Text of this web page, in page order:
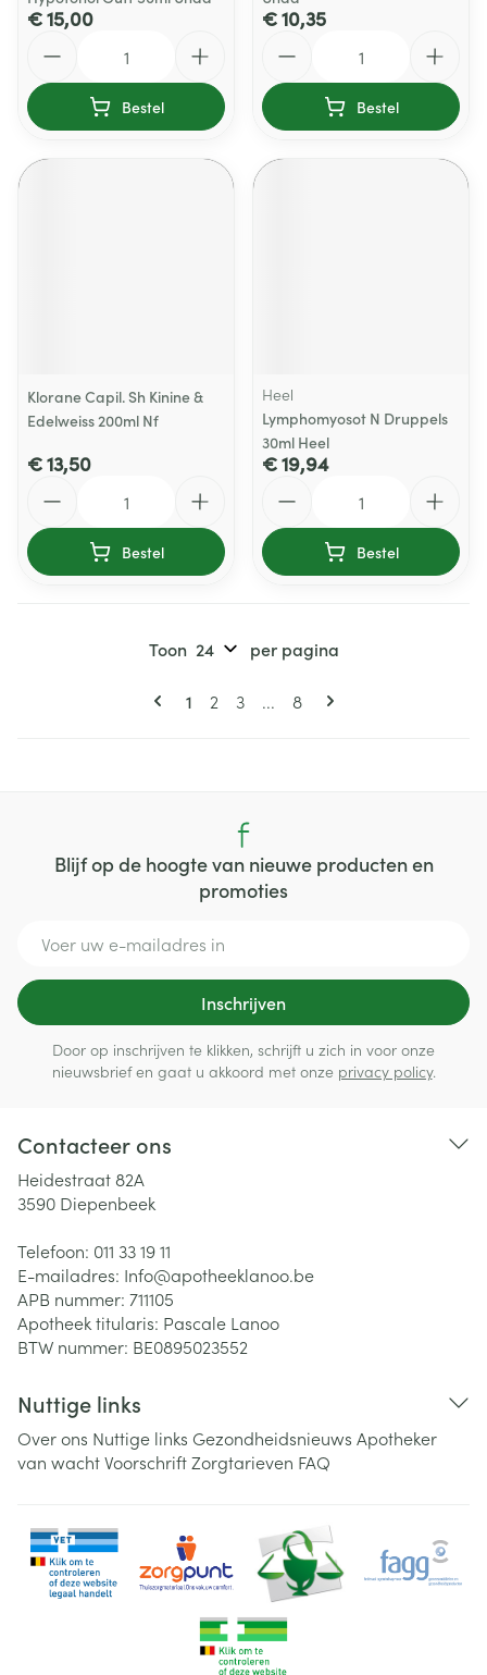
€ 15,00
Bestel
€ 10,35
Bestel
Klorane Capil. Sh Kinine &
Edelweiss 200ml Nf
€ 13,50
Bestel
Heel
Lymphomyosot N Druppels
30ml Heel
€ 19,94
Bestel
Pagina's
U lees momenteel pagina
1 Pagina
2 Pagina
3 ... Pagina
8
Toon per pagina
Blijf op de hoogte van nieuwe producten en
promoties
Inschrijven
Door op inschrijven te klikken, schrijft u zich in voor onze
nieuwsbrief en gaat u akkoord met onze privacy policy.
Contacteer ons
Heidestraat 82A
3590 Diepenbeek
Telefoon: 011 33 19 11
E-mailadres: Info@apotheeklanoo.be
APB nummer: 711105
Apotheek titularis: Pascale Lanoo
BTW nummer: BE0895023552
Nuttige links
Over ons Nuttige links Gezondheidsnieuws Apotheker
van wachtVoorschriftZorgtarieven FAQ